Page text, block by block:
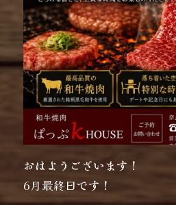
おはようございます！
6月最終日です！